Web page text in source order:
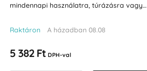
mindennapi használatra, túrázásra vagy…
Raktáron A házadban 08.08
5 382 Ft DPH-val